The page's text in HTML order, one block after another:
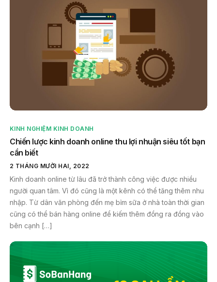
KINH NGHIỆM KINH DOANH
Chiến lược kinh doanh online thu lợi nhuận siêu tốt bạn
cần biết
2 THÁNG MƯỜI HAI, 2022
Kinh doanh online từ lâu đã trở thành công việc được nhiều
người quan tâm. Vì đó cũng là một kênh có thể tăng thêm nhu
nhập. Từ dân văn phòng đến mẹ bỉm sữa ở nhà toàn thời gian
cũng có thể bán hàng online để kiếm thêm đồng ra đồng vào
bên cạnh […]